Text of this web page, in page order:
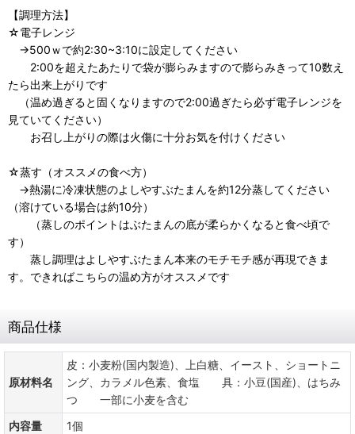
【調理方法】
☆電子レンジ
→500ｗで約2:30~3:10に設定してください
2:00を超えたあたりで袋が膨らみますので膨らみきって10数え
たら出来上がりです
（温め過ぎると固くなりますので2:00過ぎたら必ず電子レンジを
見ていてください）
お召し上がりの際は火傷に十分お気を付けください
☆蒸す（オススメの食べ方）
→熱湯に冷凍状態のよしやすぶたまんを約12分蒸してください
（溶けている場合は約10分）
（蒸しのポイントはぶたまんの底が柔らかくなると食べ頃で
す）
蒸し調理はよしやすぶたまん本来のモチモチ感が再現できま
す。できればこちらの温め方がオススメです
商品仕様
原材料名
皮：小麦粉(国内製造)、上白糖、イースト、ショートニ
ング、カラメル色素、食塩 具：小豆(国産)、はちみ
つ 一部に小麦を含む
内容量
1個